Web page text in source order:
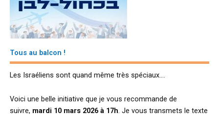
Tous au balcon !
Les Israéliens sont quand même très spéciaux….
Voici une belle initiative que je vous recommande de
suivre, mardi 10 mars 2026 à 17h. Je vous transmets le texte